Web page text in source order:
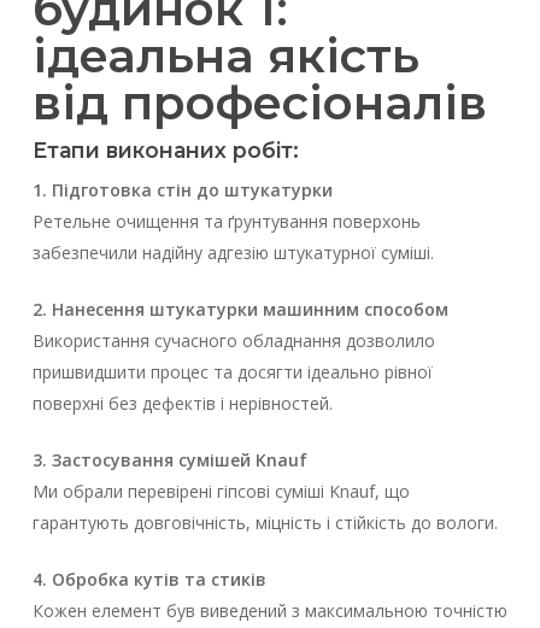
ідеальна якість
від професіоналів
Етапи виконаних робіт:
1. Підготовка стін до штукатурки
Ретельне очищення та ґрунтування поверхонь
забезпечили надійну адгезію штукатурної суміші.
2. Нанесення штукатурки машинним способом
Використання сучасного обладнання дозволило
пришвидшити процес та досягти ідеально рівної
поверхні без дефектів і нерівностей.
3. Застосування сумішей Knauf
Ми обрали перевірені гіпсові суміші Knauf, що
гарантують довговічність, міцність і стійкість до вологи.
4. Обробка кутів та стиків
Кожен елемент був виведений з максимальною точністю